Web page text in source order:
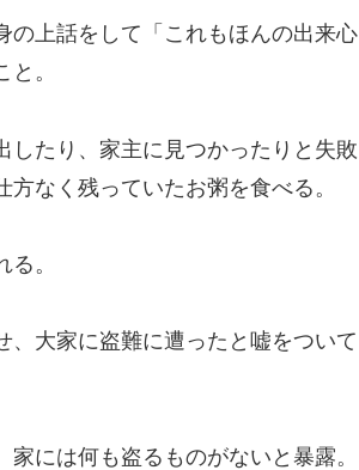
の上話をして「これもほんの出来心
。
したり、家主に見つかったりと失敗
なく残っていたお粥を食べる。
。
、大家に盗難に遭ったと嘘をついて
には何も盗るものがないと暴露。